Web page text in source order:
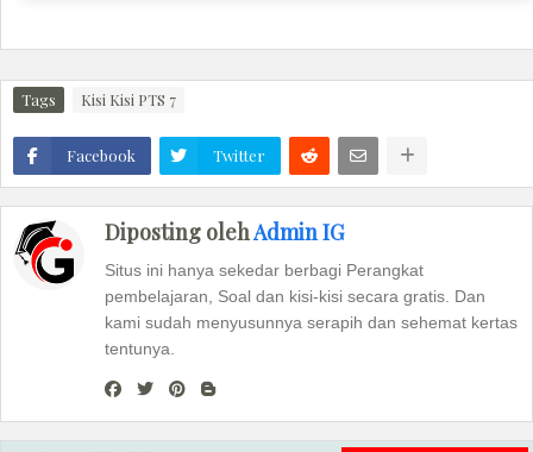
Tags Kisi Kisi PTS 7
Facebook Twitter
Diposting olehAdmin IG
Situs ini hanya sekedar berbagi Perangkat
pembelajaran, Soal dan kisi-kisi secara gratis. Dan
kami sudah menyusunnya serapih dan sehemat kertas
tentunya.